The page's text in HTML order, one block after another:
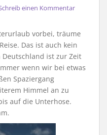
einen Kommentar
vorbei, träume
Das ist auch kein
ist zur Zeit
wenn wir bei etwas
Spaziergang
Himmel an zu
auf die Unterhose.